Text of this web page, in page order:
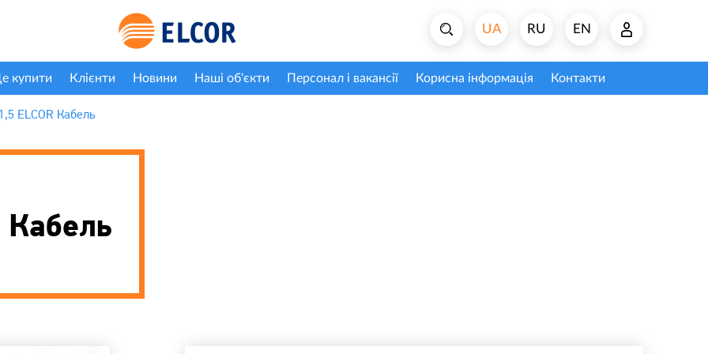
EN
RU
UA
купити Клієнти Новини Наші об'єкти Персонал і вакансії Корисна інформація Контакти
ELCOR Кабель